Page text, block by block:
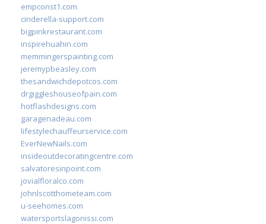
empconst1.com
cinderella-support.com
bigpinkrestaurant.com
inspirehuahin.com
memmingerspainting.com
jeremypbeasley.com
thesandwichdepotcos.com
drgiggleshouseofpain.com
hotflashdesigns.com
garagenadeau.com
lifestylechauffeurservice.com
EverNewNails.com
insideoutdecoratingcentre.com
salvatoresinpoint.com
jovialfloralco.com
johnlscotthometeam.com
u-seehomes.com
watersportslagonissi.com